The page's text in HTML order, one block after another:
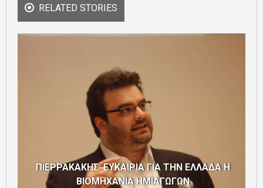
RELATED STORIES
ΠΙΕΡΡΑΚΑΚΗΣ: ΕΥΚΑΙΡΙΑ ΓΙΑ ΤΗΝ ΕΛΛΑΔΑ Η
ΒΙΟΜΗΧΑΝΙΑ ΗΜΙΑΓΩΓΩΝ